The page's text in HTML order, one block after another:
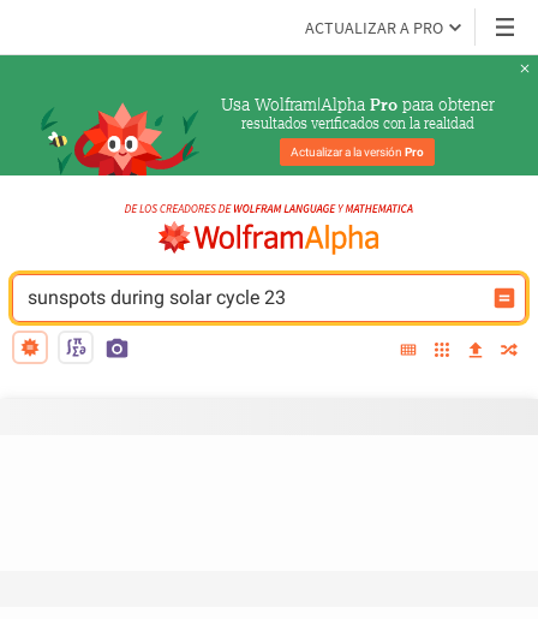
ACTUALIZAR A PRO
Usa Wolfram|Alpha Pro para obtener
resultados verificados con la realidad
Actualizar a la versión Pro
sunspots during solar cycle 23